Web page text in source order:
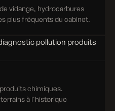
vidange, hydrocarbures
plus fréquents du cabinet.
chimiques.
à l'historique